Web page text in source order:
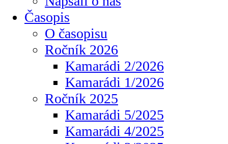
Časopis
O časopisu
Ročník 2026
Kamarádi 2/2026
Kamarádi 1/2026
Ročník 2025
Kamarádi 5/2025
Kamarádi 4/2025